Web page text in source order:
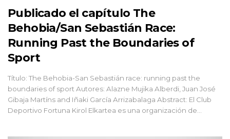
Publicado el capítulo The
Behobia/San Sebastián Race:
Running Past the Boundaries of
Sport
Título: The Behobia-San Sebastián race: running past the
boundaries of sport Autores: Alazne Mujika Alberdi, Juan José
Gibaja Martíns and Iñaki García Arrizabalaga Abstract: El Club
Deportivo Fortuna Kirol Elkartea es una organización de...